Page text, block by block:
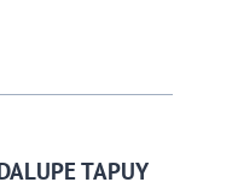
TAPUY